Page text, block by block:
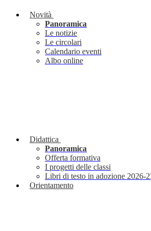
Novità
Panoramica
Le notizie
Le circolari
Calendario eventi
Albo online
Didattica
Panoramica
Offerta formativa
I progetti delle classi
Libri di testo in adozione 2026-
Orientamento